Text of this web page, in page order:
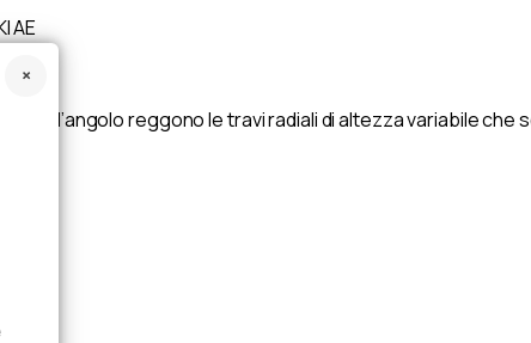
AE
d’angolo reggono le travi radiali di altezza variabile